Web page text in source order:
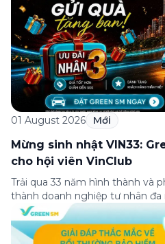
01 August 2026 Mới
Mừng sinh nhật VIN33:
cho hội viên VinClub
Trải qua 33 năm hình thành và
thành doanh nghiệp tư nhân
lọt Top 30 doanh nghiệp lớn
xếp hạng của Tạp chí Fortune
thành lập (8/8/1993 đến 8/8/